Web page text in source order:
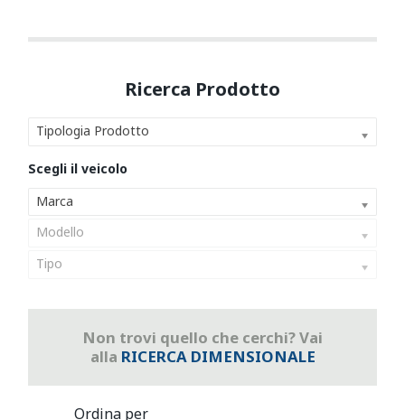
Tipologia Prodotto
Marca
Modello
Tipo
Non trovi quello che cerchi? Vai
alla RICERCA DIMENSIONALE